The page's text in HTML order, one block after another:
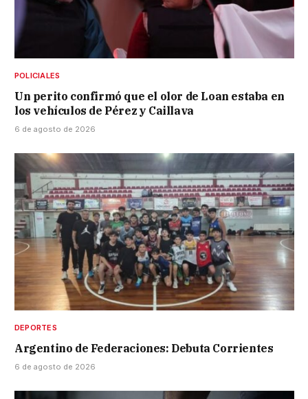
POLICIALES
Un perito confirmó que el olor de Loan estaba en
los vehículos de Pérez y Caillava
6 de agosto de 2026
DEPORTES
Argentino de Federaciones: Debuta Corrientes
6 de agosto de 2026